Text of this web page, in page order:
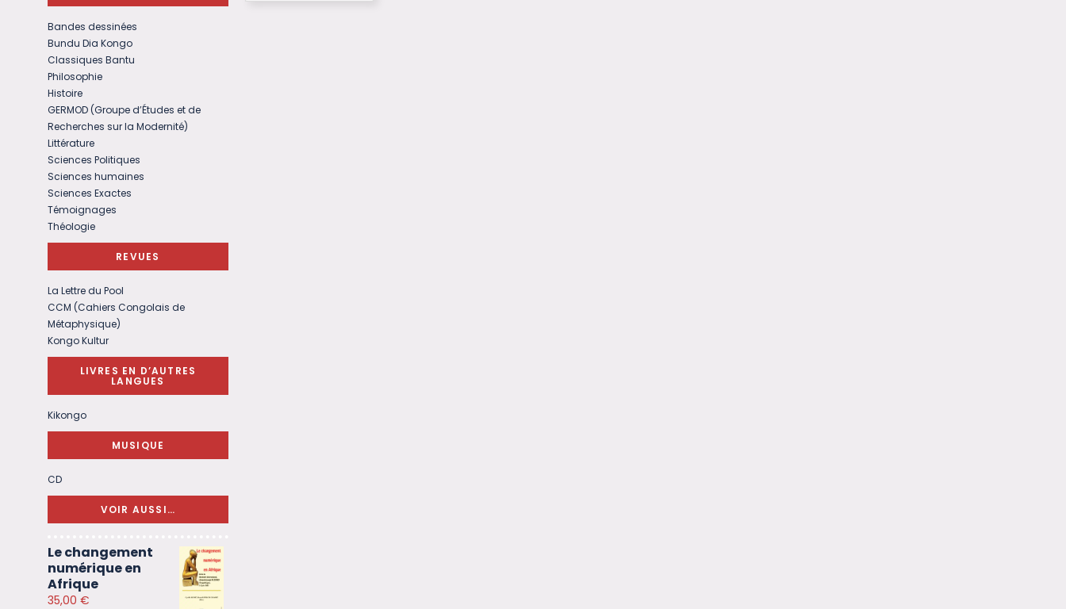
Bandes dessinées
Bundu Dia Kongo
Classiques Bantu
Philosophie
Histoire
GERMOD (Groupe d’Études et de
Recherches sur la Modernité)
Littérature
Sciences Politiques
Sciences humaines
Sciences Exactes
Témoignages
Théologie
REVUES
La Lettre du Pool
CCM (Cahiers Congolais de
Métaphysique)
Kongo Kultur
LIVRES EN D’AUTRES
LANGUES
Kikongo
MUSIQUE
CD
VOIR AUSSI…
Le changement
numérique en
Afrique
35,00 €